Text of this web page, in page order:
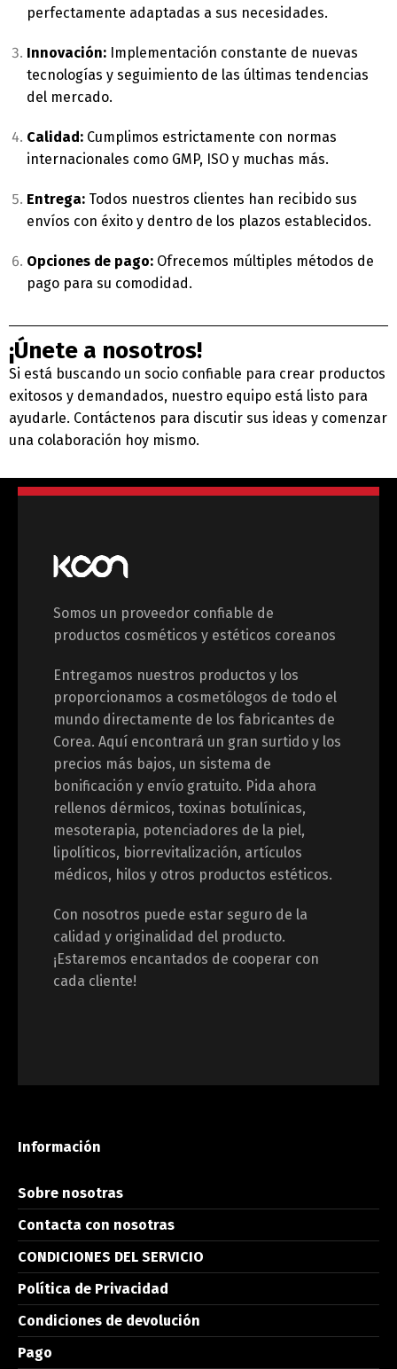
perfectamente adaptadas a sus necesidades.
Innovación: Implementación constante de nuevas
tecnologías y seguimiento de las últimas tendencias
del mercado.
Calidad: Cumplimos estrictamente con normas
internacionales como GMP, ISO y muchas más.
Entrega: Todos nuestros clientes han recibido sus
envíos con éxito y dentro de los plazos establecidos.
Opciones de pago: Ofrecemos múltiples métodos de
pago para su comodidad.
¡Únete a nosotros!
Si está buscando un socio confiable para crear productos
exitosos y demandados, nuestro equipo está listo para
ayudarle. Contáctenos para discutir sus ideas y comenzar
una colaboración hoy mismo.
Somos un proveedor confiable de
productos cosméticos y estéticos coreanos
Entregamos nuestros productos y los
proporcionamos a cosmetólogos de todo el
mundo directamente de los fabricantes de
Corea. Aquí encontrará un gran surtido y los
precios más bajos, un sistema de
bonificación y envío gratuito. Pida ahora
rellenos dérmicos, toxinas botulínicas,
mesoterapia, potenciadores de la piel,
lipolíticos, biorrevitalización, artículos
médicos, hilos y otros productos estéticos.
Con nosotros puede estar seguro de la
calidad y originalidad del producto.
¡Estaremos encantados de cooperar con
cada cliente!
Información
Sobre nosotras
Contacta con nosotras
CONDICIONES DEL SERVICIO
Política de Privacidad
Condiciones de devolución
Pago
Switch The Language
English
Français Español